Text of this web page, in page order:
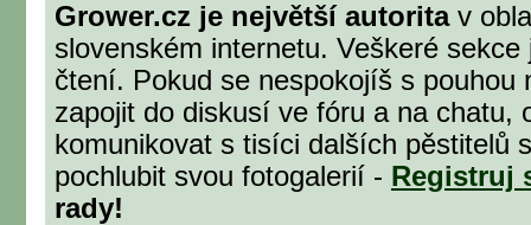
Grower.cz je největší autoritav
slovenském internetu. Veškeré
čtení. Pokud se nespokojíš s pouhou
zapojit do diskusí ve fóru a na chatu,
komunikovat s tisíci dalších pěstitelů
pochlubit svou fotogalerií - Registruj
rady!